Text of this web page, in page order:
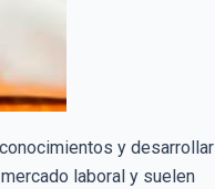
y desarrollar
laboral y suelen